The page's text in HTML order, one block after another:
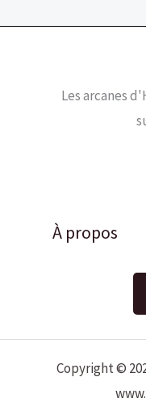
Les arcanes
À propos
Copyright ©